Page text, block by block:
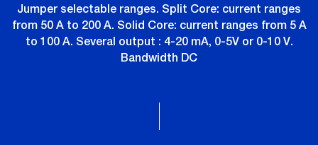
Jumper selectable ranges. Split Core: current ranges
from 50 A to 200 A. Solid Core: current ranges from 5 A
to 100 A. Several output : 4-20 mA, 0-5V or 0-10 V.
Bandwidth DC